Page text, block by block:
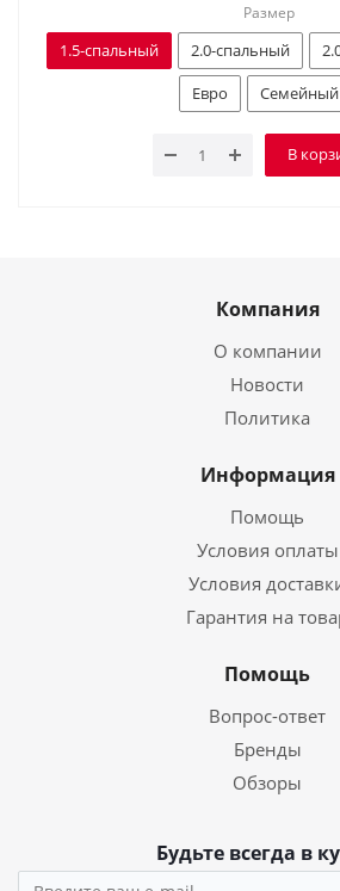
Размер
1.5-спальный 2.0-спальный
Евро
Семейный
В
Компания
О компании
Новости
Политика
Информация
Помощь
Условия оплаты
Условия
Гарантия на
Помощь
Вопрос-ответ
Бренды
Обзоры
Будьте всегда в